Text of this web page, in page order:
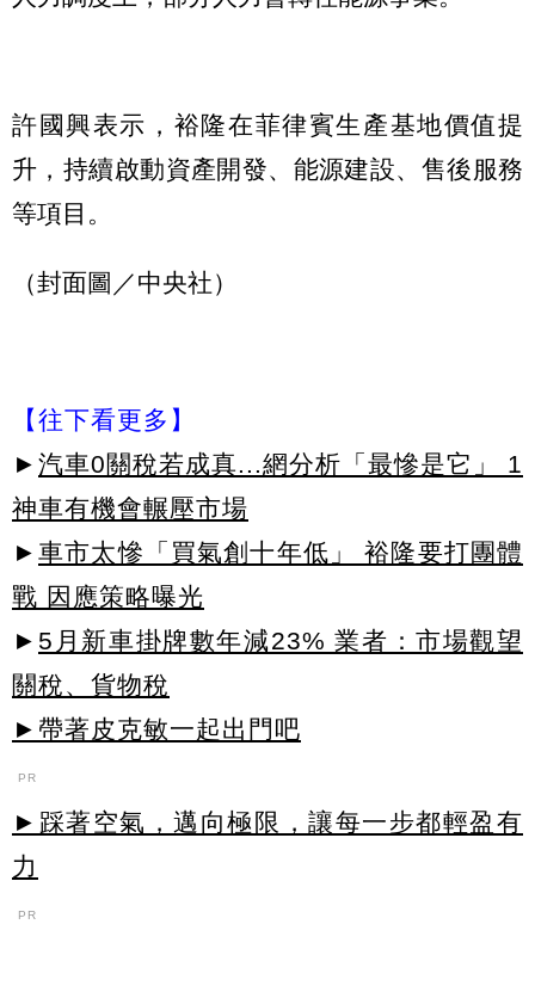
許國興表示，裕隆在菲律賓生產基地價值提
升，持續啟動資產開發、能源建設、售後服務
等項目。
（封面圖／中央社）
【往下看更多】
► 汽車0關稅若成真...網分析「最慘是它」 1
神車有機會輾壓市場
► 車市太慘「買氣創十年低」 裕隆要打團體
戰 因應策略曝光
► 5月新車掛牌數年減23% 業者：市場觀望
關稅、貨物稅
►帶著皮克敏一起出門吧
PR
►踩著空氣，邁向極限，讓每一步都輕盈有
力
PR